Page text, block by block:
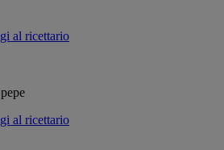
al ricettario
al ricettario